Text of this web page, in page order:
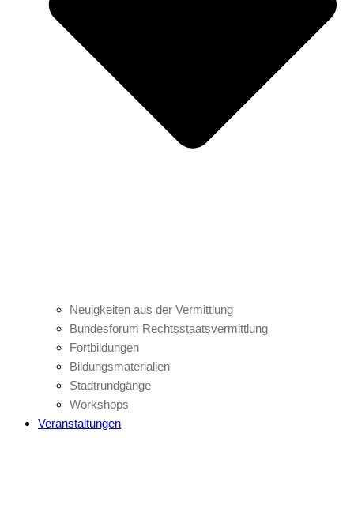
Neuigkeiten aus der Vermittlung
Bundesforum Rechtsstaatsvermittlung
Fortbildungen
Bildungsmaterialien
Stadtrundgänge
Workshops
Veranstaltungen